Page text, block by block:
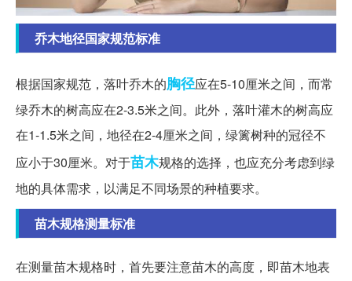
乔木地径国家规范标准
根据国家规范，落叶乔木的胸径应在5-10厘米之间，而常
绿乔木的树高应在2-3.5米之间。此外，落叶灌木的树高应
在1-1.5米之间，地径在2-4厘米之间，绿篱树种的冠径不
应小于30厘米。对于苗木规格的选择，也应充分考虑到绿
地的具体需求，以满足不同场景的种植要求。
苗木规格测量标准
在测量苗木规格时，首先要注意苗木的高度，即苗木地表